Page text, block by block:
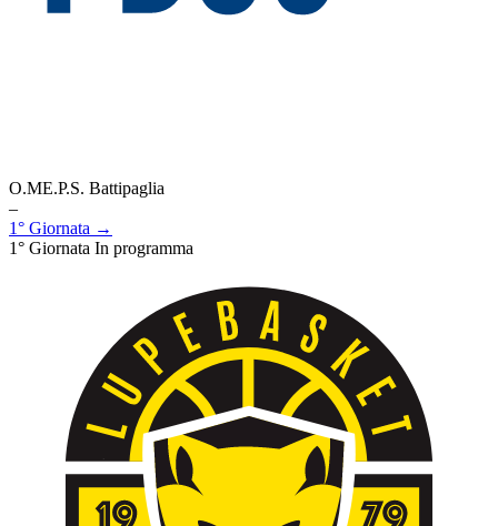
O.ME.P.S. Battipaglia
–
1° Giornata →
1° Giornata In programma